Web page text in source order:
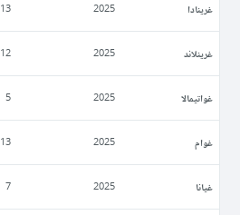
غرينادا 2025
13
غرينلاند 2025
12
غواتيمالا 2025
5
غوام 2025
13
غيانا 2025
7